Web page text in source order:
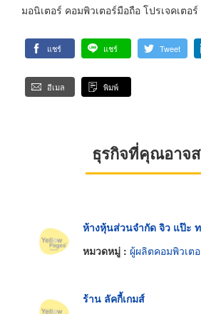
มอนิเตอร์ คอมพิวเตอร์มือถือ โปรเจคเตอร์
แชร์ แชร์ Tweet
อีเมล พิมพ์
ธุรกิจที่คุณอาจ
ห้างหุ้นส่วนจำกัด จิว แป๊ะ
หมวดหมู่ : ผู้ผลิตคอมพิวเต
ร้าน ลัคกี้เกมส์